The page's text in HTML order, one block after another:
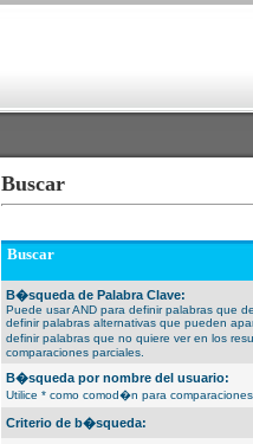
Buscar
Buscar
B�squeda de Palabra Clave:
Puede usar AND para definir palabras que
definir palabras alternativas que pueden
definir palabras que no quiere ver en los
comparaciones parciales.
B�squeda por nombre del usuario:
Utilice * como comod�n para comparaciones
Criterio de b�squeda: